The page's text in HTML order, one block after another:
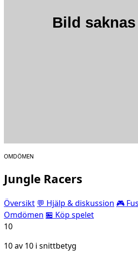
OMDÖMEN
Jungle Racers
Översikt 💬 Hjälp & diskussion 🎮
Omdömen 🏪 Köp spelet
10
10 av 10 i snittbetyg